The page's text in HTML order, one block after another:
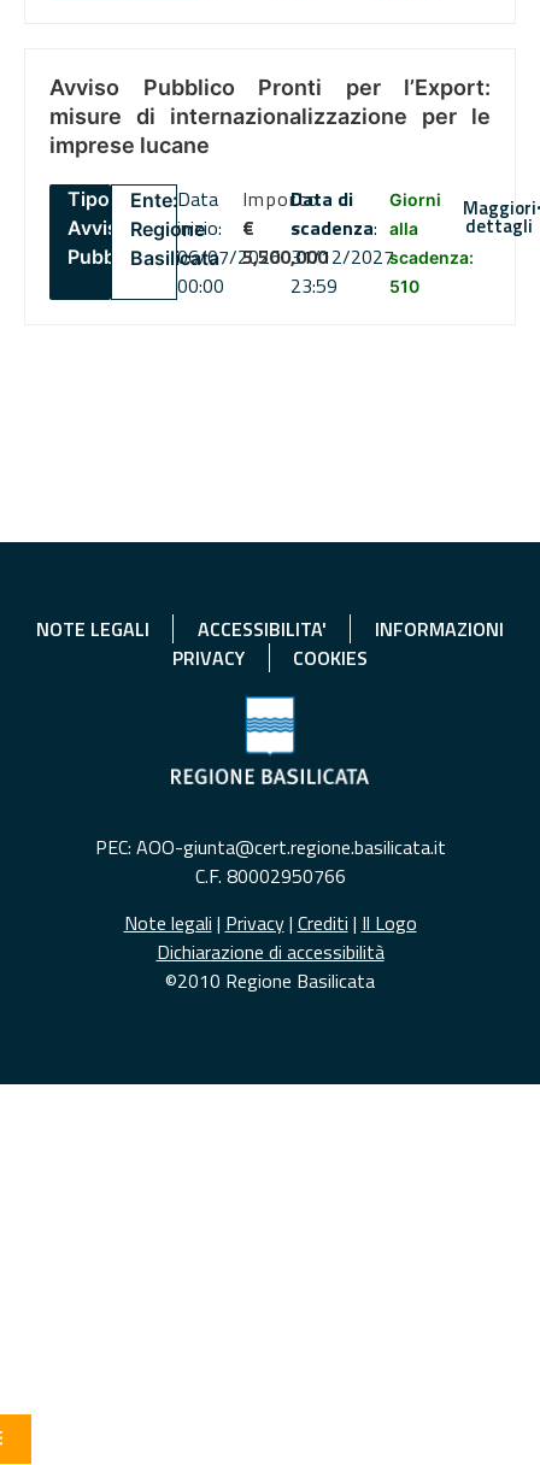
Avviso Pubblico Pronti per l’Export:
misure di internazionalizzazione per le
imprese lucane
Tipo:
Avviso
Pubblico
Ente:
Regione
Basilicata
Data
inizio:
06/07/2026
00:00
Importo
€
5,500,000
Data di
scadenza:
31/12/2027
23:59
Giorni
alla
scadenza:
510
Maggiori
dettagli
NOTE LEGALI ACCESSIBILITA'
INFORMAZIONI
PRIVACY
COOKIES
PEC: AOO-giunta@cert.regione.basilicata.it
C.F. 80002950766
Note legali | Privacy| Crediti | Il Logo
Dichiarazione di accessibilità
©2010 Regione Basilicata